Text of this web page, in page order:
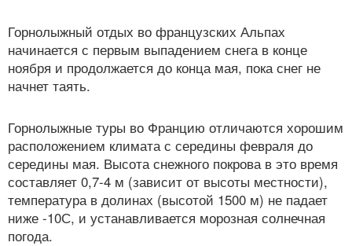
Горнолыжный отдых во французских Альпах
начинается с первым выпадением снега в конце
ноября и продолжается до конца мая, пока снег не
начнет таять.
Горнолыжные туры во Францию отличаются хорошим
расположением климата с середины февраля до
середины мая. Высота снежного покрова в это время
составляет 0,7-4 м (зависит от высоты местности),
температура в долинах (высотой 1500 м) не падает
ниже -10С, и устанавливается морозная солнечная
погода.